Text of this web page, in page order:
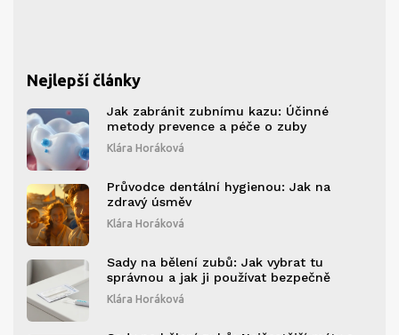
Nejlepší články
Jak zabránit zubnímu kazu: Účinné
metody prevence a péče o zuby
Klára Horáková
Průvodce dentální hygienou: Jak na
zdravý úsměv
Klára Horáková
Sady na bělení zubů: Jak vybrat tu
správnou a jak ji používat bezpečně
Klára Horáková